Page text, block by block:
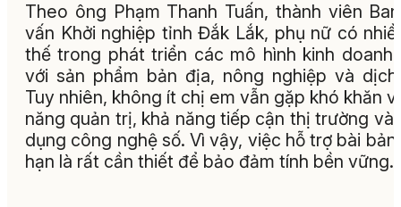
Theo ông Phạm Thanh Tuấn, thành viên
vấn Khởi nghiệp tỉnh Đắk Lắk, phụ nữ có
thế trong phát triển các mô hình kinh doanh
với sản phẩm bản địa, nông nghiệp và
Tuy nhiên, không ít chị em vẫn gặp khó khăn
năng quản trị, khả năng tiếp cận thị trường và
dụng công nghệ số. Vì vậy, việc hỗ trợ bài
hạn là rất cần thiết để bảo đảm tính bền vững.